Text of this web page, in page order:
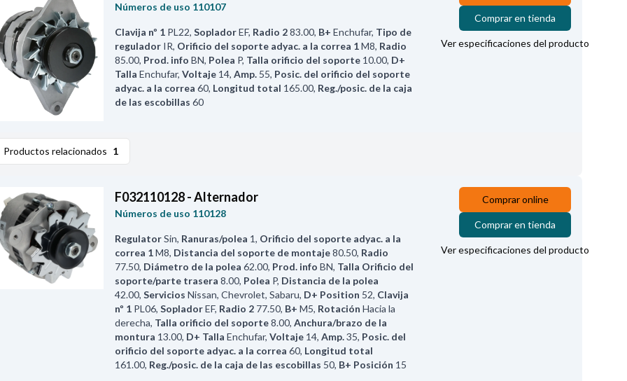
Números de uso 110107
Clavija nº 1 PL22, SopladorEF, Radio 283.00, B+ Enchufar, Tipo de
regulador IR, Orificio del soporte adyac. a la correa 1M8, Radio
85.00, Prod. info BN, Polea P, Talla orificio del soporte 10.00, D+
Talla Enchufar, Voltaje 14, Amp. 55, Posic. del orificio del soporte
adyac. a la correa 60, Longitud total 165.00, Reg./posic. de la caja
de las escobillas 60
Comprar en tienda
Ver especificaciones del producto
Productos relacionados 1
F032110128 - Alternador
Números de uso 110128
RegulatorSin, Ranuras/polea 1, Orificio del soporte adyac. a la
correa 1M8, Distancia del soporte de montaje80.50, Radio
77.50, Diámetro de la polea 62.00, Prod. info BN, Talla Orificio del
soporte/parte trasera 8.00, Polea P, Distancia de la polea
42.00, Servicios Nissan, Chevrolet, Sabaru, D+ Position 52, Clavija
nº 1 PL06, SopladorEF, Radio 2 77.50, B+ M5, Rotación Hacia la
derecha, Talla orificio del soporte8.00, Anchura/brazo de la
montura 13.00, D+ Talla Enchufar, Voltaje 14, Amp.35, Posic. del
orificio del soporte adyac. a la correa 60, Longitud total
161.00, Reg./posic. de la caja de las escobillas 50, B+ Posición 15
Comprar online
Comprar en tienda
Ver especificaciones del producto